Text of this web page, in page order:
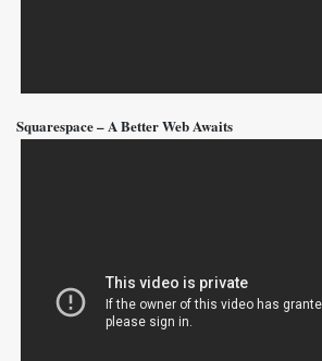
Squarespace – A Better Web Awaits